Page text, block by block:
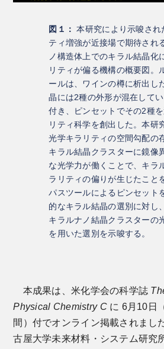
図１： 本研究により示唆され
ティ増強が近接場で期待され
ノ構造体上でのキラル結晶化
リティが偏る機構の概要図。
ールは、ワインの樽に析出し
晶には2種の外形が混在して
付き、ピンセットでその2種
リティ科学を創出した。本研
光学キラリティの空間勾配の
キラル結晶クラスターに鏡像
な光学力が働くことで、キラ
ラリティの偏りが生じたこと
パスツールによるピンセット
的なキラル結晶の選別に対し
キラルナノ結晶クラスターの
を用いた選別を示唆する。
本成果は、米化学会の科学誌
Physical Chemistry Cに 6月10日
間）付でオンライン掲載されまし
古屋大学未来材料・システム研究